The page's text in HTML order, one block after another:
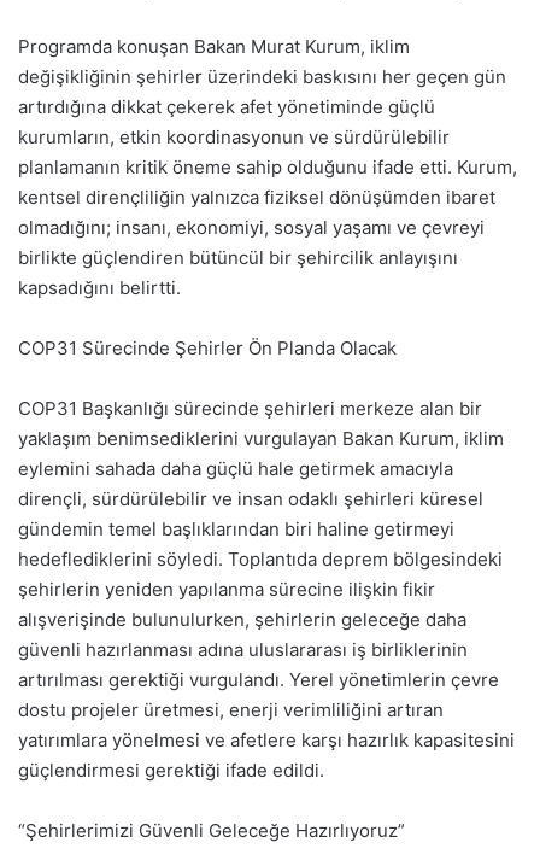
Programda konuşan Bakan Murat Kurum, iklim
değişikliğinin şehirler üzerindeki baskısını her geçen gün
artırdığına dikkat çekerek afet yönetiminde güçlü
kurumların, etkin koordinasyonun ve sürdürülebilir
planlamanın kritik öneme sahip olduğunu ifade etti. Kurum,
kentsel dirençliliğin yalnızca fiziksel dönüşümden ibaret
olmadığını; insanı, ekonomiyi, sosyal yaşamı ve çevreyi
birlikte güçlendiren bütüncül bir şehircilik anlayışını
kapsadığını belirtti.
COP31 Sürecinde Şehirler Ön Planda Olacak
COP31 Başkanlığı sürecinde şehirleri merkeze alan bir
yaklaşım benimsediklerini vurgulayan Bakan Kurum, iklim
eylemini sahada daha güçlü hale getirmek amacıyla
dirençli, sürdürülebilir ve insan odaklı şehirleri küresel
gündemin temel başlıklarından biri haline getirmeyi
hedeflediklerini söyledi. Toplantıda deprem bölgesindeki
şehirlerin yeniden yapılanma sürecine ilişkin fikir
alışverişinde bulunulurken, şehirlerin geleceğe daha
güvenli hazırlanması adına uluslararası iş birliklerinin
artırılması gerektiği vurgulandı. Yerel yönetimlerin çevre
dostu projeler üretmesi, enerji verimliliğini artıran
yatırımlara yönelmesi ve afetlere karşı hazırlık kapasitesini
güçlendirmesi gerektiği ifade edildi.
“Şehirlerimizi Güvenli Geleceğe Hazırlıyoruz”